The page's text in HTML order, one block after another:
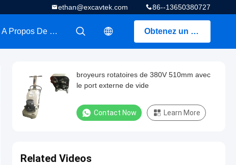
86--13650380727
ethan@excavtek.com
Obtenez un devis
A Propos De Nous
broyeurs rotatoires de 380V 510mm avec
le port externe de vide
Contact Now Learn More
Related Videos